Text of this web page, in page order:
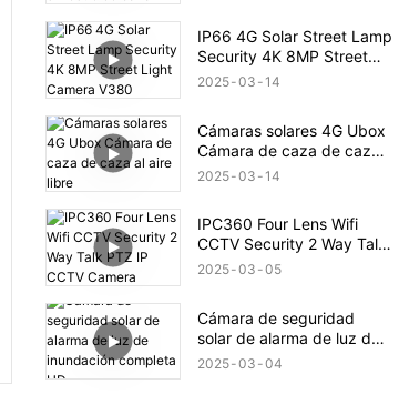
IP66 4G Solar Street Lamp
Security 4K 8MP Street
Light Camera V380
2025 03 14
Cámaras solares 4G Ubox
Cámara de caza de caza
al aire libre
2025 03 14
IPC360 Four Lens Wifi
CCTV Security 2 Way Talk
PTZ IP CCTV Camera
2025 03 05
Cámara de seguridad
solar de alarma de luz de
inundación completa HD
2025 03 04